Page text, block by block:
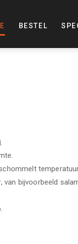
BESTEL
van bijvoorbeeld